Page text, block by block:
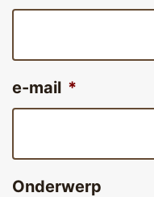
e-mail *
Onderwerp